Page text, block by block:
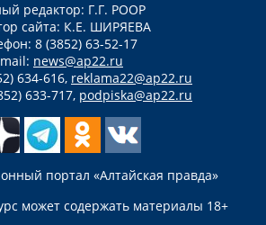
редактор: Г.Г. РООР
сайта: К.Е. ШИРЯЕВА
8 (3852) 63-52-17
news@ap22.ru
634-616, reklama22@ap22.ru
633-717, podpiska@ap22.ru
портал «Алтайская правда»
может содержать материалы 18+